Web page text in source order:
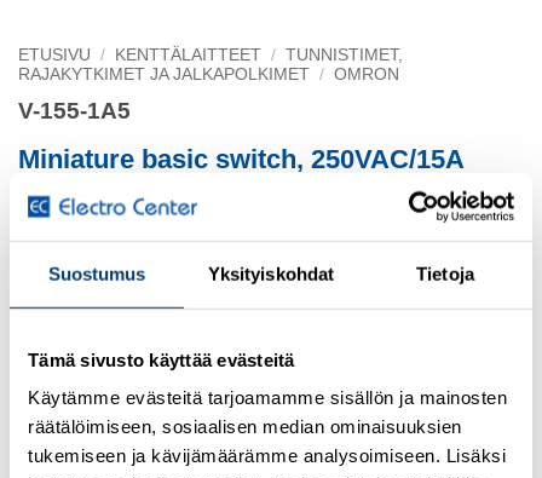
Suostumus Yksityiskohdat Tietoja
Tämä sivusto käyttää evästeitä
Käytämme evästeitä tarjoamamme sisällön ja mainosten
räätälöimiseen, sosiaalisen median ominaisuuksien
tukemiseen ja kävijämäärämme analysoimiseen. Lisäksi
ETUSIVU / KENTTÄLAITTEET / TUNNISTIMET,
RAJAKYTKIMET JA JALKAPOLKIMET / OMRON
V-155-1A5
Miniature basic switch, 250VAC/15A
Short hinge roller lever, solder terminals
verkkokauppaa
Osastot:Omron,Uudet tuotteet